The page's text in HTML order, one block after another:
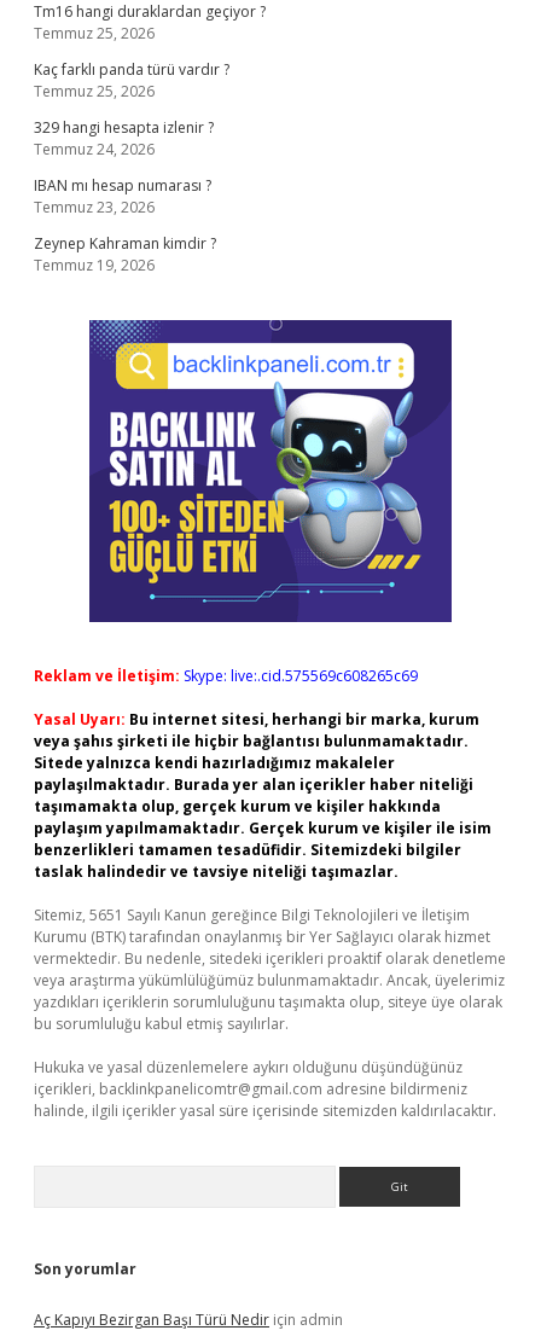
Tm16 hangi duraklardan geçiyor ?
Temmuz 25, 2026
Kaç farklı panda türü vardır ?
Temmuz 25, 2026
329 hangi hesapta izlenir ?
Temmuz 24, 2026
IBAN mı hesap numarası ?
Temmuz 23, 2026
Zeynep Kahraman kimdir ?
Temmuz 19, 2026
Reklam ve İletişim: Skype: live:.cid.575569c608265c69
Yasal Uyarı: Bu internet sitesi, herhangi bir marka, kurum
veya şahıs şirketi ile hiçbir bağlantısı bulunmamaktadır.
Sitede yalnızca kendi hazırladığımız makaleler
paylaşılmaktadır. Burada yer alan içerikler haber niteliği
taşımamakta olup, gerçek kurum ve kişiler hakkında
paylaşım yapılmamaktadır. Gerçek kurum ve kişiler ile isim
benzerlikleri tamamen tesadüfidir. Sitemizdeki bilgiler
taslak halindedir ve tavsiye niteliği taşımazlar.
Sitemiz, 5651 Sayılı Kanun gereğince Bilgi Teknolojileri ve İletişim
Kurumu (BTK) tarafından onaylanmış bir Yer Sağlayıcı olarak hizmet
vermektedir. Bu nedenle, sitedeki içerikleri proaktif olarak denetleme
veya araştırma yükümlülüğümüz bulunmamaktadır. Ancak, üyelerimiz
yazdıkları içeriklerin sorumluluğunu taşımakta olup, siteye üye olarak
bu sorumluluğu kabul etmiş sayılırlar.
Hukuka ve yasal düzenlemelere aykırı olduğunu düşündüğünüz
içerikleri, backlinkpanelicomtr@gmail.com adresine bildirmeniz
halinde, ilgili içerikler yasal süre içerisinde sitemizden kaldırılacaktır.
Son yorumlar
Aç Kapıyı Bezirgan Başı Türü Nedir için admin